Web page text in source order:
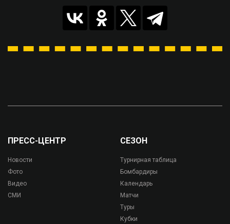
ПРЕСС-ЦЕНТР
Новости
Фото
Видео
СМИ
СЕЗОН
Турнирная таблица
Бомбардиры
Календарь
Матчи
Туры
Кубки